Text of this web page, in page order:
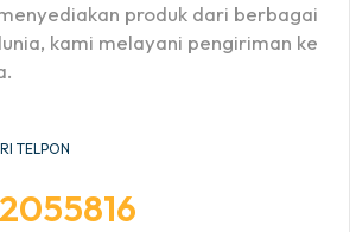
produk dari berbagai
kami melayani pengiriman ke
TELPON